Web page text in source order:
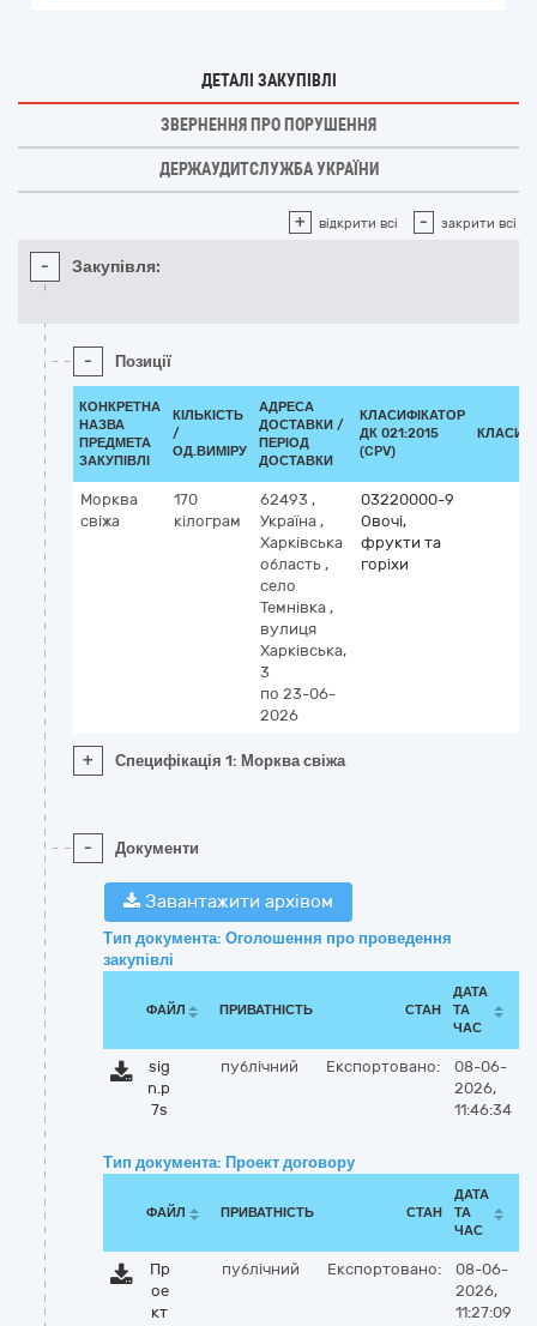
ДЕТАЛІ ЗАКУПІВЛІ
ЗВЕРНЕННЯ ПРО ПОРУШЕННЯ
ДЕРЖАУДИТСЛУЖБА УКРАЇНИ
+ відкрити всі - закрити всі
- Закупівля:
- Позиції
КОНКРЕТНА
НАЗВА
ПРЕДМЕТА
ЗАКУПІВЛІ
КІЛЬКІСТЬ
/
ОД.ВИМІРУ
АДРЕСА
ДОСТАВКИ /
ПЕРІОД
ДОСТАВКИ
КЛАСИФІКАТОР
ДК 021:2015
(CPV)
Морква
свіжа
170
кілограм
62493 ,
Україна ,
Харківська
область ,
село
Темнівка ,
вулиця
Харківська,
3
по 23-06-
2026
03220000-9
Овочі,
фрукти та
горіхи
+ Специфікація 1: Морква свіжа
- Документи
Завантажити архівом
Тип документа: Оголошення про проведення
закупівлі
ФАЙЛ ПРИВАТНІСТЬ СТАН
ДАТА
ТА
ЧАС
sig
n.p
7s
публічний Експортовано:
08-06-
2026,
11:46:34
Тип документа: Проект договору
ФАЙЛ ПРИВАТНІСТЬ СТАН
ДАТА
ТА
ЧАС
Пр
ое
кт
публічний Експортовано:
08-06-
2026,
11:27:09